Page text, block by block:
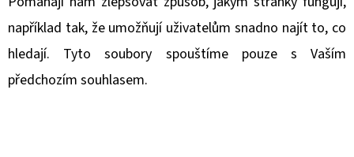
například tak, že umožňují uživatelům snadno najít to, co
hledají. Tyto soubory spouštíme pouze s Vaším
předchozím souhlasem.